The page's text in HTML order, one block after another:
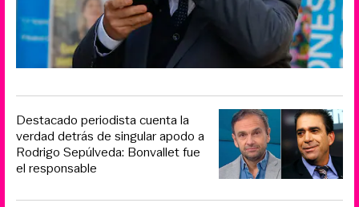
Destacado periodista cuenta la
verdad detrás de singular apodo a
Rodrigo Sepúlveda: Bonvallet fue
el responsable